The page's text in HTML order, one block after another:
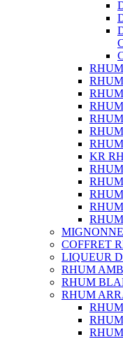
KR
COFFRET
LIQUEUR
RHUM
RHUM
RHUM